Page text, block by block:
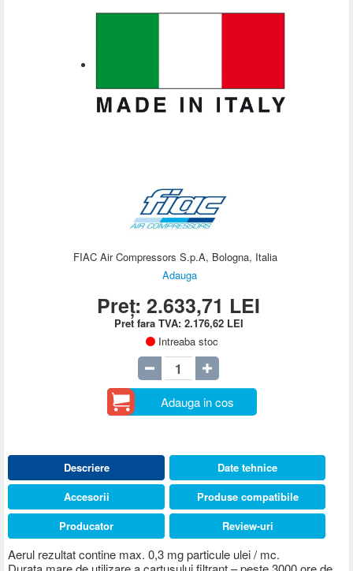
FIAC Air Compressors S.p.A, Bologna, Italia
Adauga
Preț:2.633,71 LEI
Pret fara TVA: 2.176,62 LEI
Intreaba stoc
Adauga in cos
Descriere
Aerul rezultat contine max. 0,3 mg particule ulei / mc.
Date tehnice
Accesorii
Produse compatibile
Producator
Review-uri